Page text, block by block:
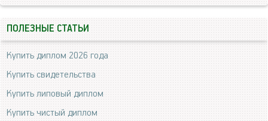
ПОЛЕЗНЫЕ СТАТЬИ
Купить диплом 2026 года
Купить свидетельства
Купить липовый диплом
Купить чистый диплом